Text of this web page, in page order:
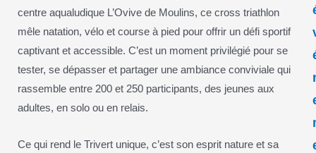
centre aqualudique L’Ovive de Moulins, ce cross triathlon
mêle natation, vélo et course à pied pour offrir un défi sportif
captivant et accessible. C’est un moment privilégié pour se
tester, se dépasser et partager une ambiance conviviale qui
rassemble entre 200 et 250 participants, des jeunes aux
adultes, en solo ou en relais.
Ce qui rend le Trivert unique, c’est son esprit nature et sa